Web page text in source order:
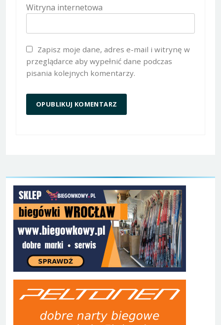
Witryna internetowa
Zapisz moje dane, adres e-mail i witrynę w
przeglądarce aby wypełnić dane podczas
pisania kolejnych komentarzy.